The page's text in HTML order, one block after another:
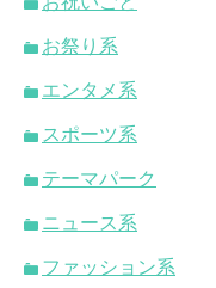
お祭り系
エンタメ系
スポーツ系
テーマパーク
ニュース系
ファッション系